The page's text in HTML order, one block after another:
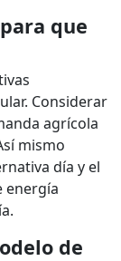
que
Considerar
agrícola
mismo
día y el
energía
de